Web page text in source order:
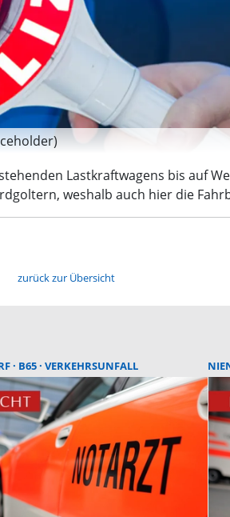
Lastkraftwagens bis auf
weshalb auch hier die
zurück zur Übersicht
B65 VERKEHRSUNFALL